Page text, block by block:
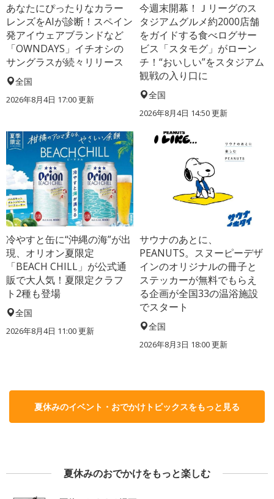
あなたにぴったりなカラー
レンズをAIが診断！スペイン
発アイウェアブランドなど
「OWNDAYS」イチオシの
サングラスが続々リリース
全国
2026年8月4日 17:00更新
今週末開幕！Ｊリーグのス
タジアムグルメ約2000店舗
をガイドする食べログサー
ビス「スタモグ」がローン
チ！“おいしい”をスタジアム
観戦の入り口に
全国
2026年8月4日 14:50更新
冷やすと缶に“沖縄の海”が出
現、オリオン夏限定
「BEACH CHILL」が公式通
販で大人気！夏限定クラフ
ト2種も登場
全国
2026年8月4日 11:00更新
サウナのあとに、
PEANUTS。スヌーピーデザ
インのオリジナルの冊子と
ステッカーが無料でもらえ
る企画が全国33の温浴施設
でスタート
全国
2026年8月3日 18:00更新
夏休みのイベント・おでかけトピックスをもっと見る
夏休みのおでかけをもっと楽しむ